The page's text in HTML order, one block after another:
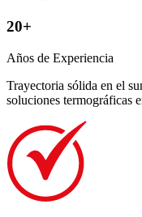
20+
Años de Experiencia
Trayectoria sólida en el
soluciones termográficas